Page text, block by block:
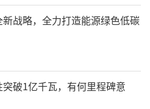
战略，全力打造能源绿色低碳
破1亿千瓦，有何里程碑意